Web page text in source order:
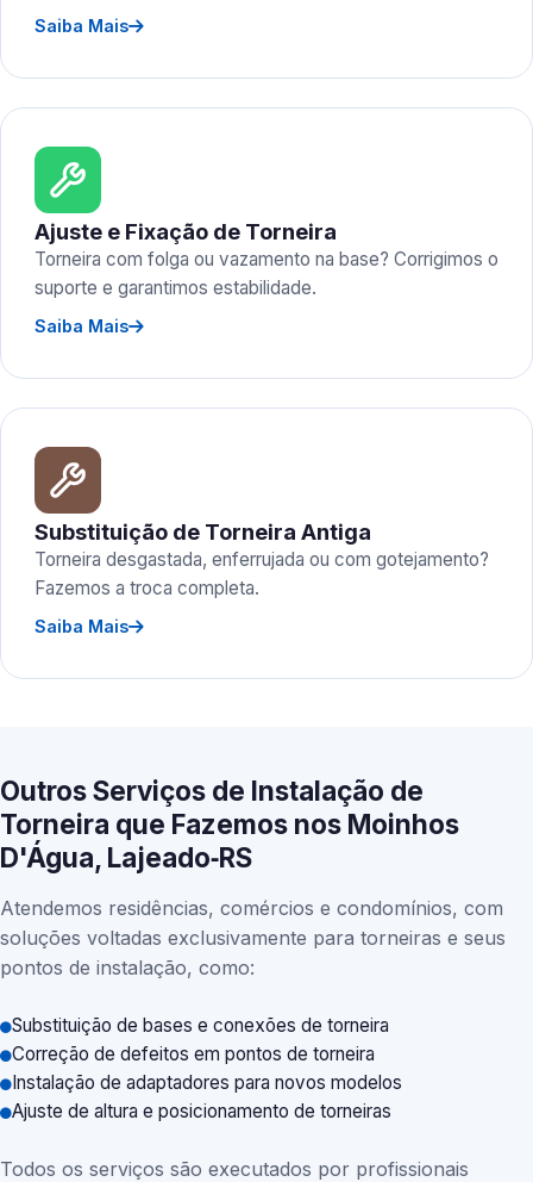
Saiba Mais
Ajuste e Fixação de Torneira
Torneira com folga ou vazamento na base? Corrigimos o
suporte e garantimos estabilidade.
Saiba Mais
Substituição de Torneira Antiga
Torneira desgastada, enferrujada ou com gotejamento?
Fazemos a troca completa.
Saiba Mais
Outros Serviços de Instalação de
Torneira que Fazemos nos Moinhos
D'Água, Lajeado‑RS
Atendemos residências, comércios e condomínios, com
soluções voltadas exclusivamente para torneiras e seus
pontos de instalação, como:
Substituição de bases e conexões de torneira
Correção de defeitos em pontos de torneira
Instalação de adaptadores para novos modelos
Ajuste de altura e posicionamento de torneiras
Todos os serviços são executados por profissionais